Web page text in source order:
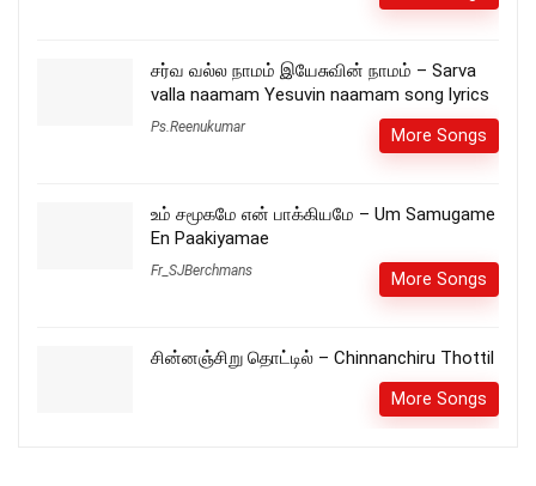
சர்வ வல்ல நாமம் இயேசுவின் நாமம் – Sarva
valla naamam Yesuvin naamam song lyrics
Ps.Reenukumar More Songs
உம் சமூகமே என் பாக்கியமே – Um Samugame
En Paakiyamae
Fr_SJBerchmans More Songs
சின்னஞ்சிறு தொட்டில் – Chinnanchiru Thottil
More Songs